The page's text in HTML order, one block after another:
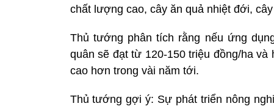
chất lượng cao, cây ăn quả nhiệt đới,
Thủ tướng phân tích rằng nếu ứng
quân sẽ đạt từ 120-150 triệu đồng/ha
cao hơn trong vài năm tới.
Thủ tướng gợi ý: Sự phát triển nông